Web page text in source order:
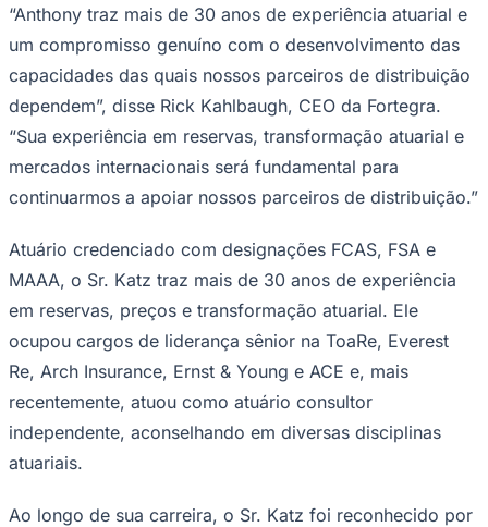
Negócios Regionais
Turismo
Segurança Regional
Hospitais Estaduais
Parques & Represas
Cidades da Região
Santana de Parnaíba OsascoCarapicuíbaJandiraItapeviCotiaPirapora
do Bom JesusAraçariguamaCajamarCaieirasFranco da
Para Sua Empresa
Anuncie Regional
Guia de Empresas
Vagas na RegiãoNovo
Hub de Negócios
Guia Comercial
Selo Verificado
Portal Educacional
Agenda de Vestibulares
Vagas de Emprego
Concursos
Panorama Econômico
Panorama Econômico
“Anthony traz mais de 30 anos de experiência atuarial e
um compromisso genuíno com o desenvolvimento das
capacidades das quais nossos parceiros de distribuição
dependem”, disse Rick Kahlbaugh, CEO da Fortegra.
“Sua experiência em reservas, transformação atuarial e
mercados internacionais será fundamental para
continuarmos a apoiar nossos parceiros de distribuição.”
Atuário credenciado com designações FCAS, FSA e
MAAA, o Sr. Katz traz mais de 30 anos de experiência
em reservas, preços e transformação atuarial. Ele
ocupou cargos de liderança sênior na ToaRe, Everest
Re, Arch Insurance, Ernst & Young e ACE e, mais
recentemente, atuou como atuário consultor
independente, aconselhando em diversas disciplinas
atuariais.
Ao longo de sua carreira, o Sr. Katz foi reconhecido por